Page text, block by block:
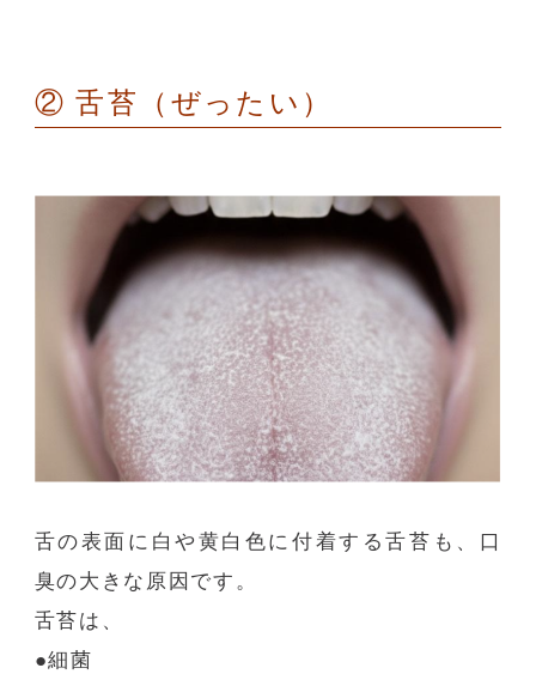
② 舌苔（ぜったい）
舌の表面に白や黄白色に付着する舌苔も、口
臭の大きな原因です。
舌苔は、
●細菌